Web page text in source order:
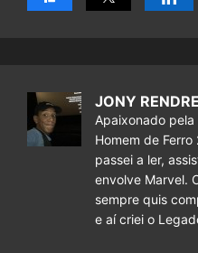
JONY
Apaixonado
Homem de
passei a ler,
envolve Marvel.
sempre quis
e aí criei o